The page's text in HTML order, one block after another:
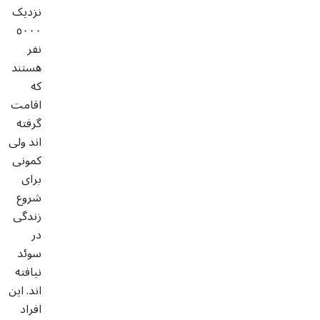
نزدیک
٥٠٠٠
نفر
هستند
که
اقامت
گرفته
اند ولی
کمونی
برای
شروع
زندگی
در
سوئد
نیافته
اند. این
افراد